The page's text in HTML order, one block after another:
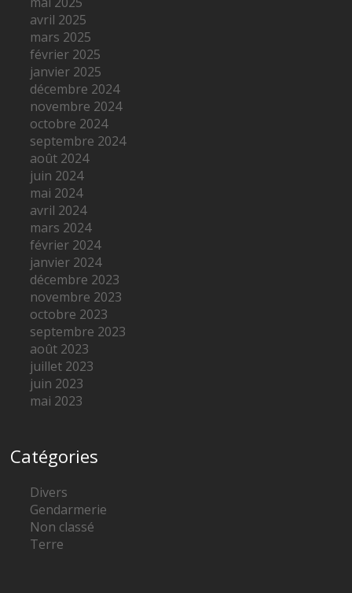
avril 2025
mars 2025
février 2025
janvier 2025
décembre 2024
novembre 2024
octobre 2024
septembre 2024
août 2024
juin 2024
mai 2024
avril 2024
mars 2024
février 2024
janvier 2024
décembre 2023
novembre 2023
octobre 2023
septembre 2023
août 2023
juillet 2023
juin 2023
mai 2023
Catégories
Divers
Gendarmerie
Non classé
Terre